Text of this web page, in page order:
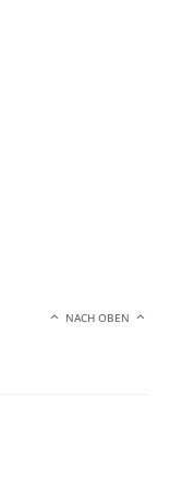
NACH OBEN